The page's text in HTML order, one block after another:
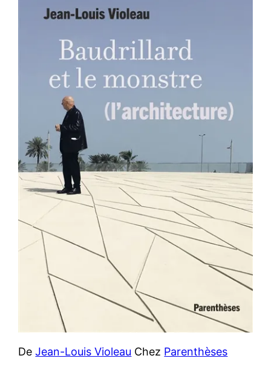
DeJean-Louis Violeau Chez Parenthèses